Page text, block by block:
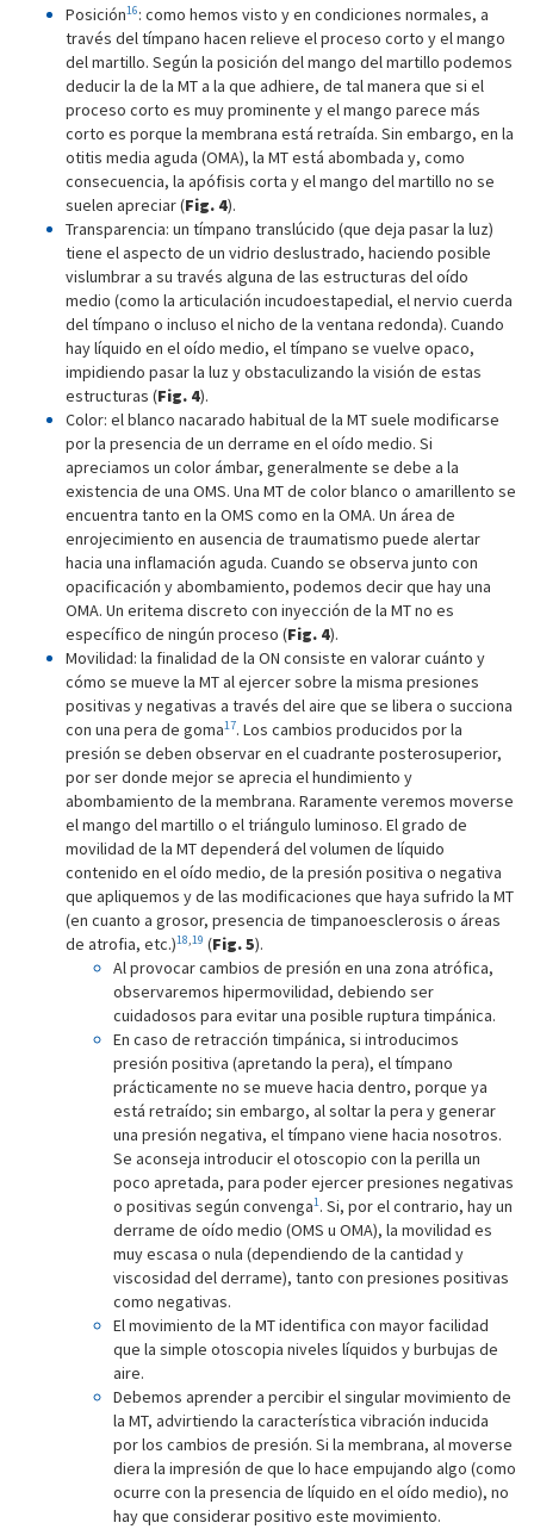
Posición16: como hemos visto y en condiciones normales, a
través del tímpano hacen relieve el proceso corto y el mango
del martillo. Según la posición del mango del martillo podemos
deducir la de la MT a la que adhiere, de tal manera que si el
proceso corto es muy prominente y el mango parece más
corto es porque la membrana está retraída. Sin embargo, en la
otitis media aguda (OMA), la MT está abombada y, como
consecuencia, la apófisis corta y el mango del martillo no se
suelen apreciar (Fig. 4).
Transparencia: un tímpano translúcido (que deja pasar la luz)
tiene el aspecto de un vidrio deslustrado, haciendo posible
vislumbrar a su través alguna de las estructuras del oído
medio (como la articulación incudoestapedial, el nervio cuerda
del tímpano o incluso el nicho de la ventana redonda). Cuando
hay líquido en el oído medio, el tímpano se vuelve opaco,
impidiendo pasar la luz y obstaculizando la visión de estas
estructuras (Fig. 4).
Color: el blanco nacarado habitual de la MT suele modificarse
por la presencia de un derrame en el oído medio. Si
apreciamos un color ámbar, generalmente se debe a la
existencia de una OMS. Una MT de color blanco o amarillento se
encuentra tanto en la OMS como en la OMA. Un área de
enrojecimiento en ausencia de traumatismo puede alertar
hacia una inflamación aguda. Cuando se observa junto con
opacificación y abombamiento, podemos decir que hay una
OMA. Un eritema discreto con inyección de la MT no es
específico de ningún proceso (Fig. 4).
Movilidad: la finalidad de la ON consiste en valorar cuánto y
cómo se mueve la MT al ejercer sobre la misma presiones
positivas y negativas a través del aire que se libera o succiona
con una pera de goma17. Los cambios producidos por la
presión se deben observar en el cuadrante posterosuperior,
por ser donde mejor se aprecia el hundimiento y
abombamiento de la membrana. Raramente veremos moverse
el mango del martillo o el triángulo luminoso. El grado de
movilidad de la MT dependerá del volumen de líquido
contenido en el oído medio, de la presión positiva o negativa
que apliquemos y de las modificaciones que haya sufrido la MT
(en cuanto a grosor, presencia de timpanoesclerosis o áreas
de atrofia, etc.)18,19 (Fig. 5).
Al provocar cambios de presión en una zona atrófica,
observaremos hipermovilidad, debiendo ser
cuidadosos para evitar una posible ruptura timpánica.
En caso de retracción timpánica, si introducimos
presión positiva (apretando la pera), el tímpano
prácticamente no se mueve hacia dentro, porque ya
está retraído; sin embargo, al soltar la pera y generar
una presión negativa, el tímpano viene hacia nosotros.
Se aconseja introducir el otoscopio con la perilla un
poco apretada, para poder ejercer presiones negativas
o positivas según convenga1. Si, por el contrario, hay un
derrame de oído medio (OMS u OMA), la movilidad es
muy escasa o nula (dependiendo de la cantidad y
viscosidad del derrame), tanto con presiones positivas
como negativas.
El movimiento de la MT identifica con mayor facilidad
que la simple otoscopia niveles líquidos y burbujas de
aire.
Debemos aprender a percibir el singular movimiento de
la MT, advirtiendo la característica vibración inducida
por los cambios de presión. Si la membrana, al moverse
diera la impresión de que lo hace empujando algo (como
ocurre con la presencia de líquido en el oído medio), no
hay que considerar positivo este movimiento.